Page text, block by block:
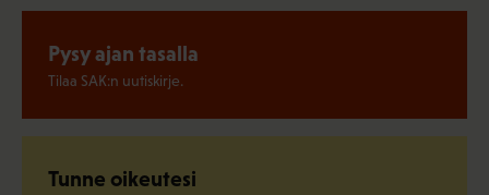
Pysy ajan tasalla
Tilaa SAK:n uutiskirje.
Tunne oikeutesi